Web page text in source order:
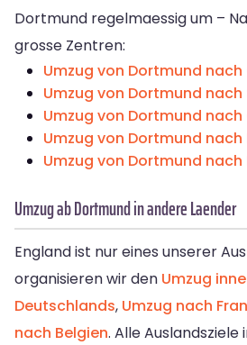
Dortmund regelmaessig um –
grosse Zentren:
Umzug von Dortmund
Umzug von Dortmund nach
Umzug von Dortmund nach
Umzug von Dortmund nach
Umzug von Dortmund
Umzug ab Dortmund in andere Laender
England ist nur eines unserer
organisieren wir den Umzug
Deutschlands, Umzug nach
nach Belgien. Alle